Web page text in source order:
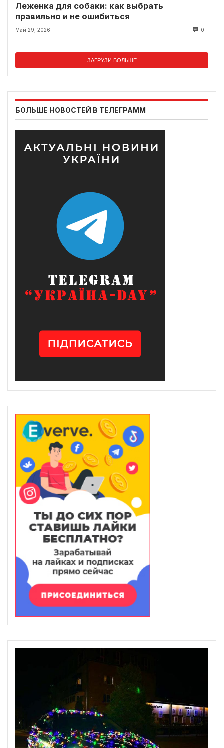
Леженка для собаки: как выбрать
правильно и не ошибиться
Май 29, 2026 0
ЗАГРУЗИ БОЛЬШЕ
БОЛЬШЕ НОВОСТЕЙ В ТЕЛЕГРАММ